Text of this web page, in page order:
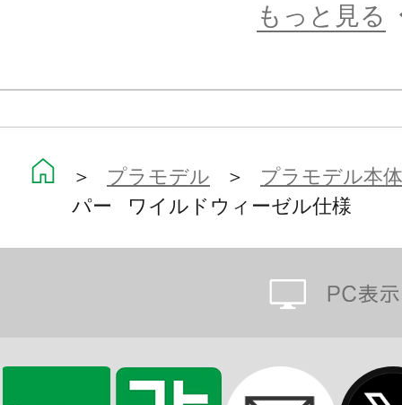
もっと見る
＞ プラモデル ＞ プラモデル本体
パー ワイルドウィーゼル仕様